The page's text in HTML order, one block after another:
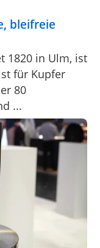
bleifreie
1820 in Ulm, ist
für Kupfer
80
...